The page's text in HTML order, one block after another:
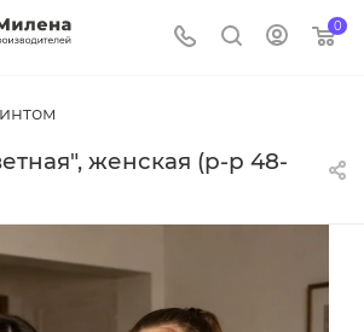
0
женская (р-р 48-